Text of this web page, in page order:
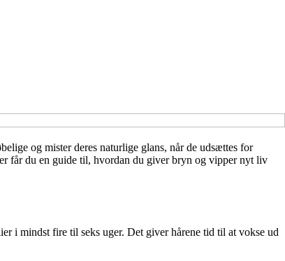
og mister deres naturlige glans, når de udsættes for
får du en guide til, hvordan du giver bryn og vipper nyt liv
i mindst fire til seks uger. Det giver hårene tid til at vokse ud